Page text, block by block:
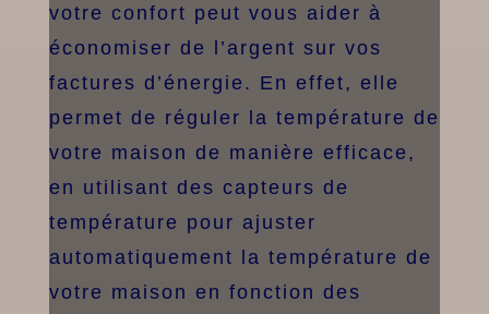
votre confort peut vous aider à
économiser de l’argent sur vos
factures d’énergie. En effet, elle
permet de réguler la température de
votre maison de manière efficace,
en utilisant des capteurs de
température pour ajuster
automatiquement la température de
votre maison en fonction des